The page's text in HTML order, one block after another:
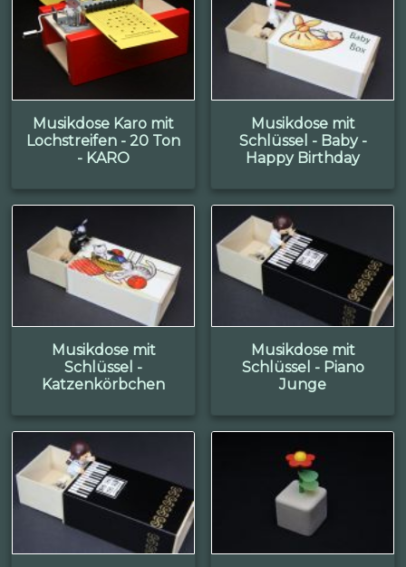
Musikdose Karo mit
Lochstreifen - 20 Ton
- KARO
Musikdose mit
Schlüssel - Baby -
Happy Birthday
Musikdose mit
Schlüssel -
Katzenkörbchen
Musikdose mit
Schlüssel - Piano
Junge